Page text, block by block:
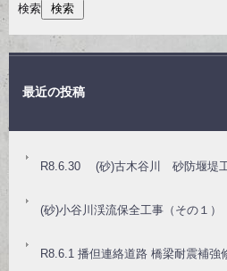
検索
最近の投稿
R8.6.30 (砂)古木谷川 砂防堰堤
(砂)小谷川渓流保全工事（その１）
R8.6.1 播但連絡道路 橋梁耐震補強